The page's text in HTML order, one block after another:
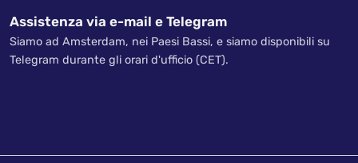
Assistenza via e-mail e Telegram
Siamo ad Amsterdam, nei Paesi Bassi, e siamo disponibili su
Telegram durante gli orari d'ufficio (CET).